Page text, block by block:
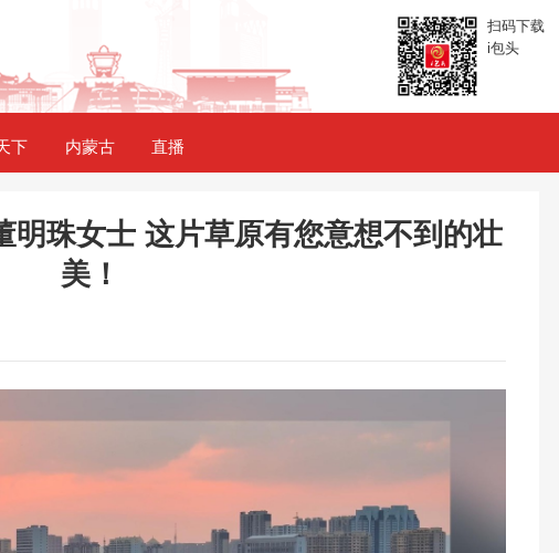
扫码下载
i包头
下 内蒙古 直播
明珠女士 这片草原有您意想不到的壮
美！